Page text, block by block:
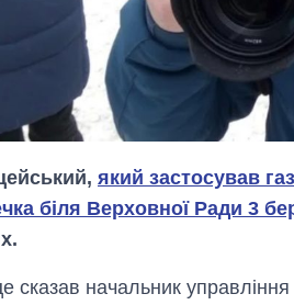
який застосував
біля Верховної Ради 3
сказав начальник